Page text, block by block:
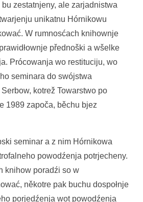
bu zestatnjeny, ale zarjadnistwa
unikatnu Hórnikowu
W rumnosćach knihownje
přednoški a wšelke
Prócowanja wo restituciju, wo
seminara do swójstwa
kotrež Towarstwo po
1989 započa, běchu bjez
seminar a z nim Hórnikowa
powodźenja potrjecheny.
knihow poradźi so w
někotre pak buchu dospołnje
porjedźenja wot powodźenja